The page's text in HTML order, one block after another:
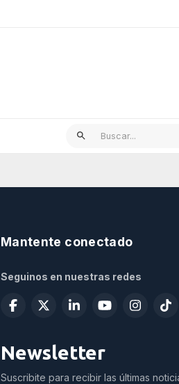
Mantente conectado
Seguinos en nuestras redes
Newsletter
Suscribite para recibir las últimas